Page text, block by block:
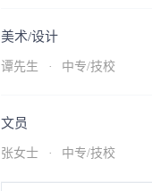
美术/设计
谭先生 · 中专/技校
文员
张女士 · 中专/技校